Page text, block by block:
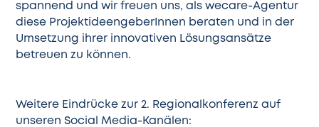
spannend und wir freuen uns, als wecare-Agentur
diese ProjektideengeberInnen beraten und in der
Umsetzung ihrer innovativen Lösungsansätze
betreuen zu können.
Weitere Eindrücke zur 2. Regionalkonferenz auf
unseren Social Media-Kanälen: